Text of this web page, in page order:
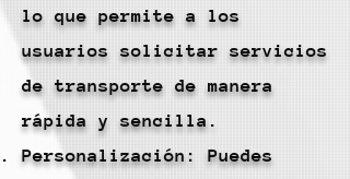
lo que permite a los
usuarios solicitar servicios
de transporte de manera
rápida y sencilla.
Personalización: Puedes